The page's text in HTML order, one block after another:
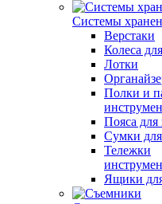
Системы
Верстаки
Колеса
Лотки
Полки и
Пояса для
Сумки
Тележки
Ящики